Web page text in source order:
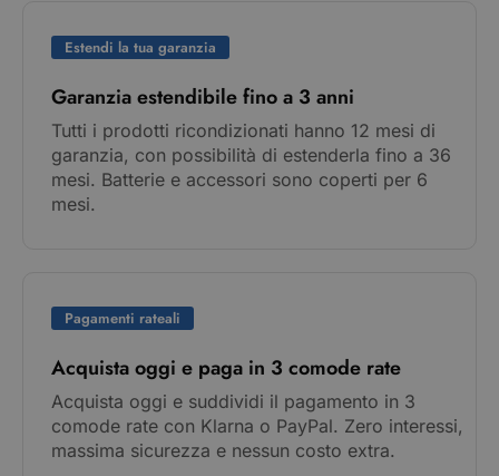
Estendi la tua garanzia
Garanzia estendibile fino a 3 anni
Tutti i prodotti ricondizionati hanno 12 mesi di
garanzia, con possibilità di estenderla fino a 36
mesi. Batterie e accessori sono coperti per 6
mesi.
Pagamenti rateali
Acquista oggi e paga in 3 comode rate
Acquista oggi e suddividi il pagamento in 3
comode rate con Klarna o PayPal. Zero interessi,
massima sicurezza e nessun costo extra.